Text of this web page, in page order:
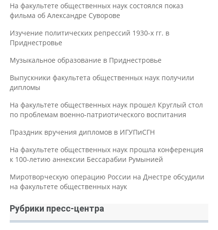
На факультете общественных наук состоялся показ
фильма об Александре Суворове
Изучение политических репрессий 1930-х гг. в
Приднестровье
Музыкальное образование в Приднестровье
Выпускники факультета общественных наук получили
дипломы
На факультете общественных наук прошел Круглый стол
по проблемам военно-патриотического воспитания
Праздник вручения дипломов в ИГУПиСГН
На факультете общественных наук прошла конференция
к 100-летию аннексии Бессарабии Румынией
Миротворческую операцию России на Днестре обсудили
на факультете общественных наук
Рубрики пресс-центра